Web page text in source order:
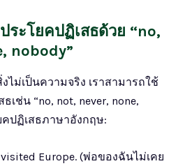
ระโยคปฏิเสธด้วย “no,
nobody”
ไม่เป็นความจริง เราสามารถใช้
เช่น “no, not, never, none,
คปฏิเสธภาษาอังกฤษ:
visited Europe. (พ่อของฉันไม่เคย